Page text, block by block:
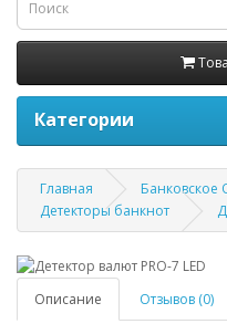
Категории
Главная
Банковское
Детекторы банкнот
Описание Отзывов (0)